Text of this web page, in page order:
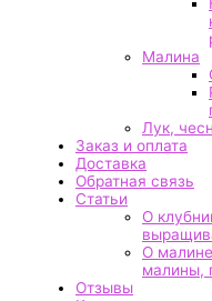
Малина
Лук,
Заказ и оплата
Доставка
Обратная связь
Статьи
О
О малине
малины,
Отзывы